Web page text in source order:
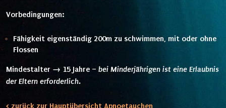
Vorbedingungen:
Fähigkeit eigenständig 200m zu schwimmen, mit oder ohne
Flossen
Mindestalter → 15 Jahre – bei Minderjährigen ist eine Erlaubnis
der Eltern erforderlich.
< zurück zur Hauptübersicht Apnoetauchen